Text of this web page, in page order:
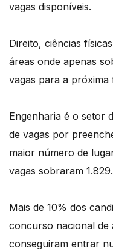
vagas disponíveis.
Direito, ciências
áreas onde apenas
vagas para a próxima
Engenharia é o setor
de vagas por
maior número de
vagas sobraram 1.829.
Mais de 10% dos
concurso nacional de
conseguiram entrar